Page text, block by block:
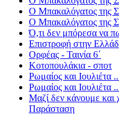
Ο Μπακαλόγατος της
Ο Μπακαλόγατος της
Ό,τι δεν μπόρεσα να
Επιστροφή στην
Ορφέας - Ταινία 6΄
Κοτοπουλάκια - σποτ
Ρωμαίος και
Ρωμαίος και Ιουλιέτα
Μαζί δεν κάνουμε και
Παράσταση